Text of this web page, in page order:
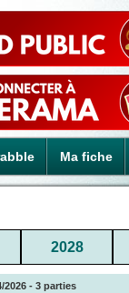
Ma fiche
2028
2026 - 3 parties